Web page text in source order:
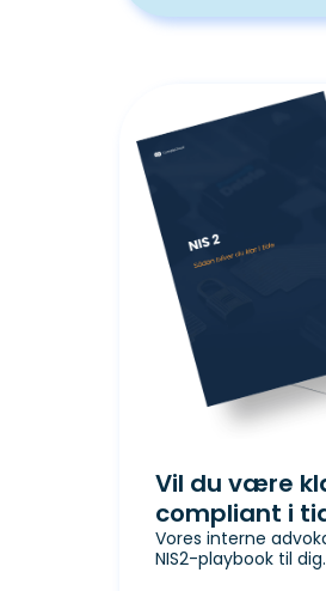
Vil du være
compliant i
Vores interne
NIS2-playbook til dig.